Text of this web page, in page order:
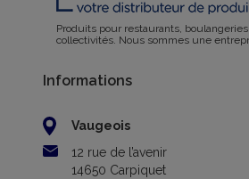
Produits pour restaurants,
collectivités. Nous sommes une
Informations
Vaugeois
12 rue de l’avenir
14650 Carpiquet